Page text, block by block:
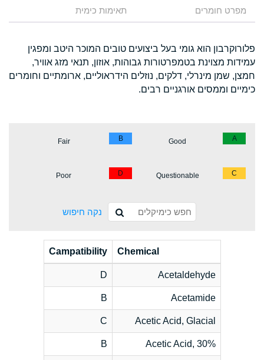
מפרט חומרים תאימות כימית
פלורוקרבון הוא גומי בעל ביצועים טובים המוכר היטב ומפגין
עמידות מצוינת בטמפרטורות גבוהות, אוזון, תנאי מזג אוויר,
חמצן, שמן מינרלי, דלקים, נוזלים הידראוליים, ארומתיים וחומרים
כימיים וממסים אורגניים רבים.
A
Good
B
Fair
C
Questionable
D
Poor
נקה חיפוש
Chemical
Campatibility
Acetaldehyde
D
Acetamide
B
Acetic Acid, Glacial
C
Acetic Acid, 30%
B